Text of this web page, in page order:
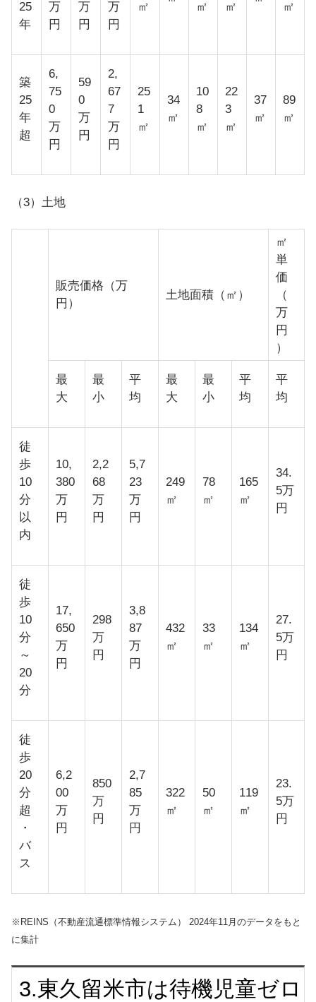
25
年
万
円
万
円
万
円
㎡ ㎡ ㎡ ㎡
築
25
年
超
6,
75
0
万
円
59
0
万
円
2,
67
7
万
円
25
1
㎡
34
㎡
10
8
㎡
22
3
㎡
37
㎡
89
㎡
（3）土地
販売価格（万
円）
土地面積（㎡）
㎡
単
価
（
万
円
）
最
大
最
小
平
均
最
大
最
小
平
均
平
均
徒
歩
10
分
以
内
10,
380
万
円
2,2
68
万
円
5,7
23
万
円
249
㎡
78
㎡
165
㎡
34.
5万
円
徒
歩
10
分
～
20
分
17,
650
万
円
298
万
円
3,8
87
万
円
432
㎡
33
㎡
134
㎡
27.
5万
円
徒
歩
20
分
超
・
バ
ス
6,2
00
万
円
850
万
円
2,7
85
万
円
322
㎡
50
㎡
119
㎡
23.
5万
円
※REINS（不動産流通標準情報システム） 2024年11月のデータをもと
に集計
3.東久留米市は待機児童ゼロ